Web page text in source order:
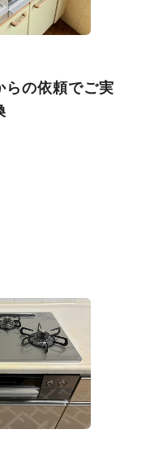
らの依頼でご実